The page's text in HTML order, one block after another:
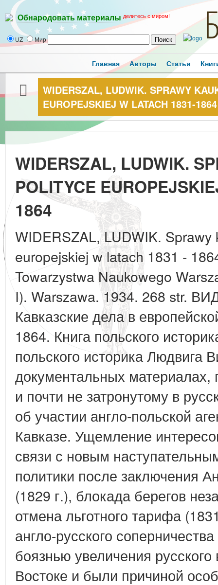
Обнародовать материалы делитесь с миром!
UZ Мир
Главная Авторы Статьи
WIDERSZAL, LUDWIK. SPRAWY
EUROPEJSKIEJ W LATACH 1831-1864
WIDERSZAL, LUDWIK.
POLITYCE
1864
WIDERSZAL, LUDWIK. Sprawy
europejskiej w latach 1831 -
Towarzystwa Naukowego
I). Warszawa. 1934. 268 str.
Кавказские дела в
1864. Книга польского
польского историка Людвига
документальных
и почти не затронутому в
об участии англо-польской
Кавказе. Ущемление
связи с новым
политики после заключения
(1829 г.), блокада берегов
отмена льготного тарифа
англо-русского
боязнью увеличения
Востоке и были причиной